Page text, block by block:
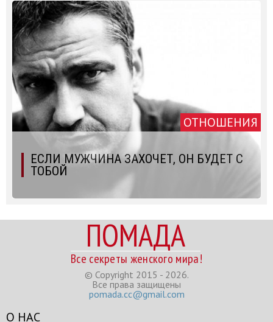
ОТНОШЕНИЯ
ЕСЛИ МУЖЧИНА ЗАХОЧЕТ, ОН БУДЕТ С
ТОБОЙ
ПОМАДА
Все секреты женского мира!
© Copyright 2015 - 2026.
Все права защищены
pomada.cc@gmail.com
О НАС